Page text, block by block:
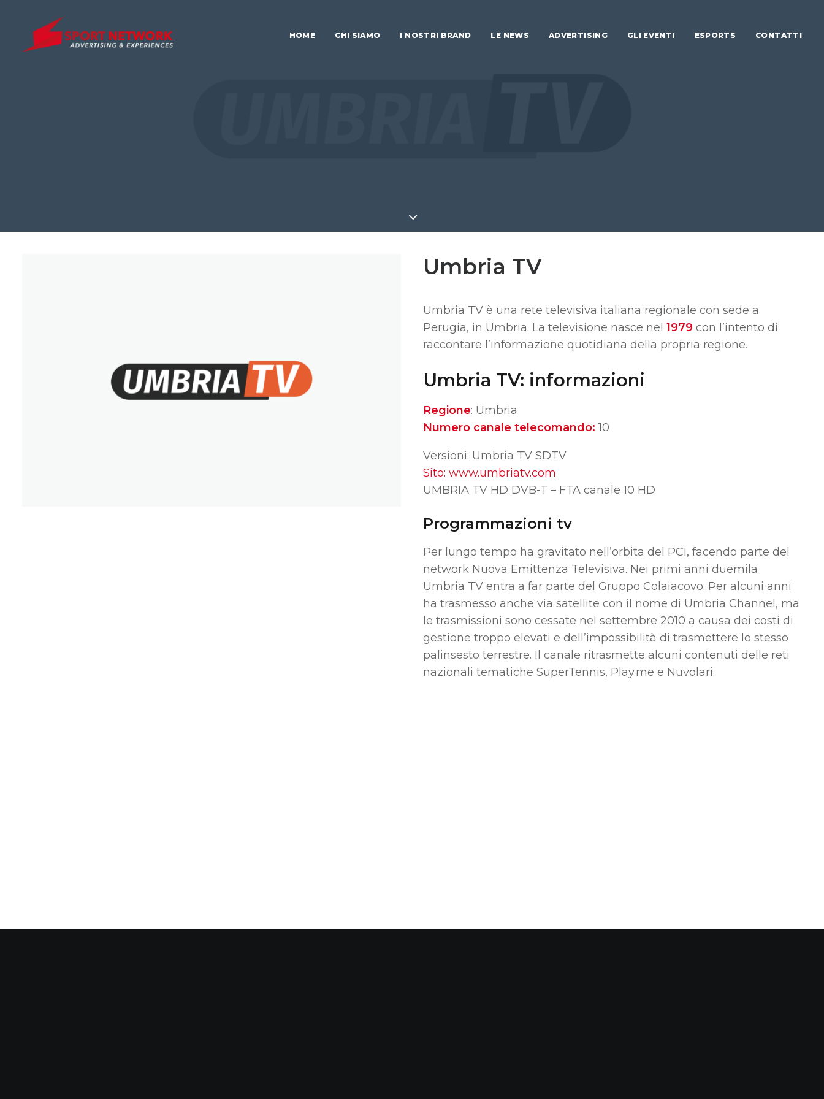
HOME CHI SIAMO I NOSTRI BRAND LE NEWS ADVERTISING GLI EVENTI ESPORTS CONTATTI
Umbria TV
Umbria TV è una rete televisiva italiana regionale con sede a
Perugia, in Umbria. La televisione nasce nel 1979 con l’intento di
raccontare l’informazione quotidiana della propria regione.
Umbria TV: informazioni
Regione: Umbria
Numero canale telecomando: 10
Versioni: Umbria TV SDTV
Sito: www.umbriatv.com
UMBRIA TV HD DVB-T – FTA canale 10 HD
Programmazioni tv
Per lungo tempo ha gravitato nell’orbita del PCI, facendo parte del
network Nuova Emittenza Televisiva. Nei primi anni duemila
Umbria TV entra a far parte del Gruppo Colaiacovo. Per alcuni anni
ha trasmesso anche via satellite con il nome di Umbria Channel, ma
le trasmissioni sono cessate nel settembre 2010 a causa dei costi di
gestione troppo elevati e dell’impossibilità di trasmettere lo stesso
palinsesto terrestre. Il canale ritrasmette alcuni contenuti delle reti
nazionali tematiche SuperTennis, Play.me e Nuvolari.